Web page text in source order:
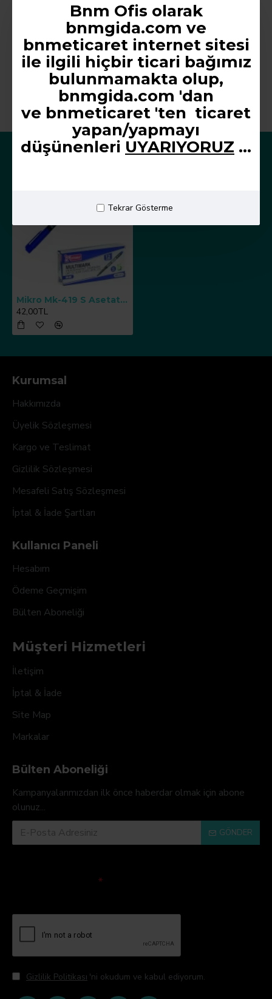
Bnm Ofis olarak
bnmgida.com ve
bnmeticaret internet sitesi
ile ilgili hiçbir ticari bağımız
bulunmamakta olup,
bnmgida.com 'dan
ve bnmeticaret 'ten ticaret
yapan/yapmayı
düşünenleri UYARIYORUZ ...
Tekrar Gösterme
Eddıng Asetat Kalemi E-141f Kırmızı
40,80TL
KDV Hariç:34,00TL
40,80TL
KDV Hariç:34,00TL
ŞUAN GÖRÜNTÜLENEN ÜRÜNLER ÇOK
Mikro Mk-419 S Asetat Kalemi Mavi Mk 419sm 1 Adet
42,00TL
Kurumsal
Hakkımızda
Üyelik Sözleşmesi
Kargo ve Teslimat
Gizlilik Sözleşmesi
Mesafeli Satış Sözleşmesi
İptal & İade Şartları
Kullanıcı Paneli
Hesabım
Ödeme Geçmişim
Bülten Aboneliği
Müşteri Hizmetleri
İletişim
İptal & İade
Site Map
Markalar
Bülten Aboneliği
Kampanyalarımızdan ilk önce haberdar olmak için abone
olunuz...
GÖNDER
Gizlilik Politikası 'ni okudum ve kabul ediyorum.